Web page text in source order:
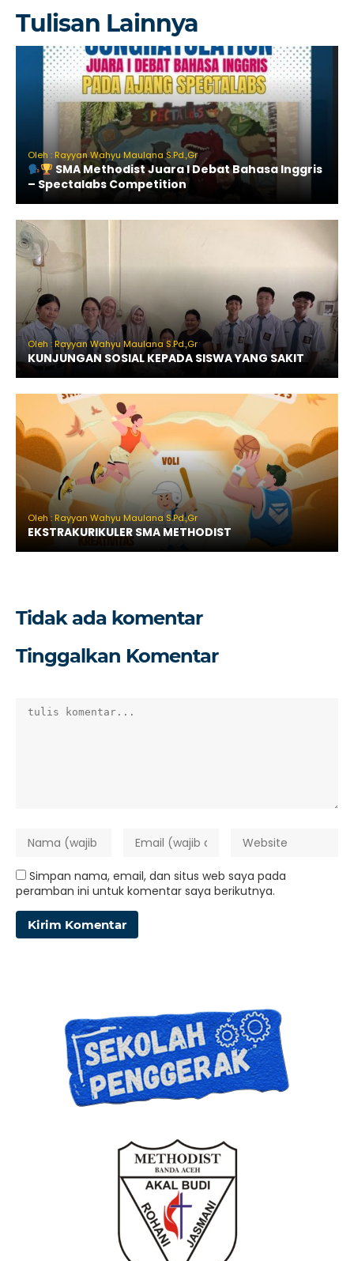
Tulisan Lainnya
Oleh : Rayyan Wahyu Maulana S.Pd.,Gr
SMA Methodist Juara I Debat Bahasa Inggris
– Spectalabs Competition
Oleh : Rayyan Wahyu Maulana S.Pd.,Gr
KUNJUNGAN SOSIAL KEPADA SISWA YANG SAKIT
Oleh : Rayyan Wahyu Maulana S.Pd.,Gr
EKSTRAKURIKULER SMA METHODIST
Tidak ada komentar
Tinggalkan Komentar
Simpan nama, email, dan situs web saya pada
peramban ini untuk komentar saya berikutnya.